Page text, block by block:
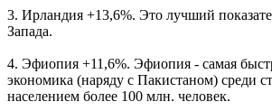
3. Ирландия +13,6%. Это лучший
Запада.
4. Эфиопия +11,6%. Эфиопия - самая
экономика (наряду с Пакистаном) среди
населением более 100 млн. человек.